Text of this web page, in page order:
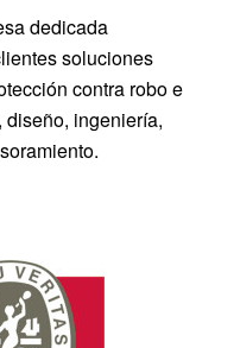
dedicada
soluciones
contra robo e
ingeniería,